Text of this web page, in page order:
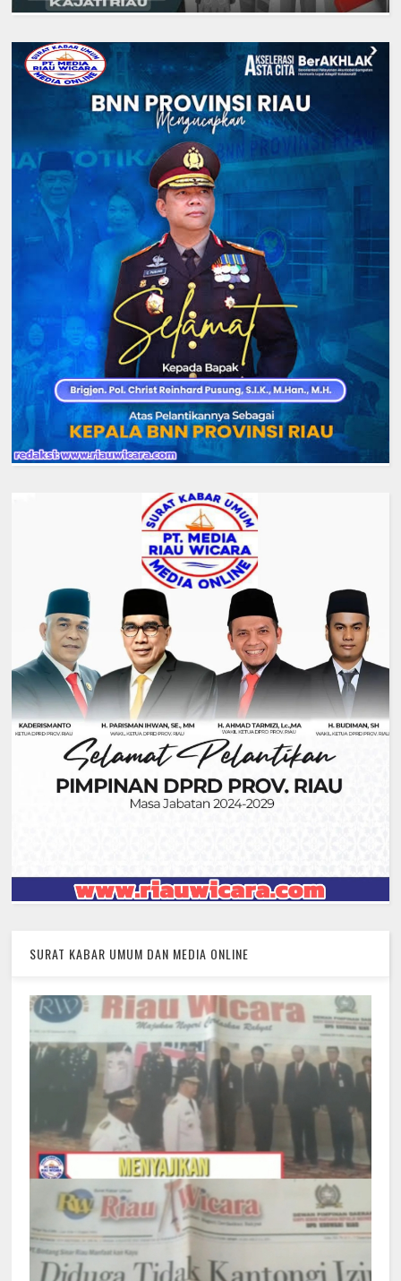
SURAT KABAR UMUM DAN MEDIA ONLINE